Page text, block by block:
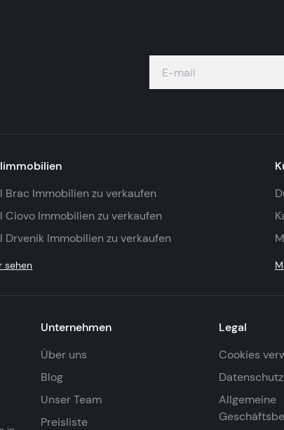
Brac Immobilien zu verkaufen
Ciovo Immobilien zu verkaufen
Drvenik Immobilien zu verkaufen
sehen
Unternehmen
Über uns
Blog
Unser Team
Preisliste
Legal
Cookies
Allgemeine